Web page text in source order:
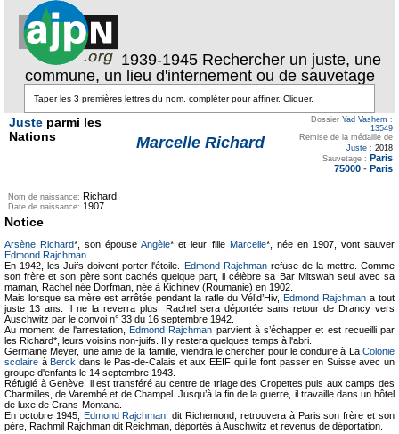
1939-1945 Rechercher un juste, une
commune, un lieu d'internement ou de sauvetage
Juste parmi les
Nations
Marcelle Richard
Dossier Yad Vashem :
13549
Remise de la médaille de
Juste : 2018
Sauvetage : Paris
75000 - Paris
Nom de naissance: Richard
Date de naissance: 1907
Notice
Arsène Richard*, son épouseAngèle* et leur fille Marcelle*, née en 1907, vont sauver
Edmond Rajchman
En 1942, les Juifs doivent porter l'étoile. Edmond Rajchmanrefuse de la mettre. Comme
son frère et son père sont cachés quelque part, il célèbre sa Bar Mitswah seul avec sa
maman, Rachel née Dorfman, née à Kichinev (Roumanie) en 1902.
Mais lorsque sa mère est arrêtée pendant la rafle du Vél’d’Hiv, Edmond Rajchman a tout
juste 13 ans. Il ne la reverra plus. Rachel sera déportée sans retour de Drancy vers
Auschwitz par le convoi n° 33 du 16 septembre 1942.
Au moment de l'arrestation, Edmond Rajchman parvient à s’échapper et est recueilli par
les Richard*, leurs voisins non-juifs. Il y restera quelques temps à l'abri.
Germaine Meyer, une amie de la famille, viendra le chercher pour le conduire à La Colonie
scolaire àBerck dans le Pas-de-Calais et aux EEIF qui le font passer en Suisse avec un
groupe d'enfants le 14 septembre 1943.
Réfugié à Genève, il est transféré au centre de triage des Cropettes puis aux camps des
Charmilles, de Varembé et de Champel. Jusqu’à la fin de la guerre, il travaille dans un hôtel
de luxe de Crans-Montana.
En octobre 1945, Edmond Rajchman , dit Richemond, retrouvera à Paris son frère et son
père, Rachmil Rajchman dit Reichman, déportés à Auschwitz et revenus de déportation.